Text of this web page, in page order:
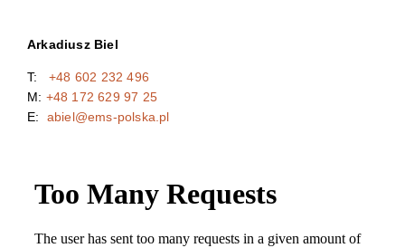
Arkadiusz Biel
T: +48 602 232 496
M: +48 172 629 97 25
E: abiel@ems-polska.pl